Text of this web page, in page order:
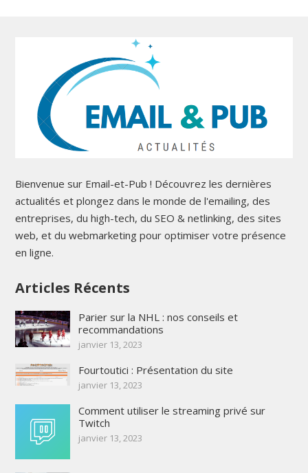
Bienvenue sur Email-et-Pub ! Découvrez les dernières
actualités et plongez dans le monde de l'emailing, des
entreprises, du high-tech, du SEO & netlinking, des sites
web, et du webmarketing pour optimiser votre présence
en ligne.
Articles Récents
Parier sur la NHL : nos conseils et
recommandations
janvier 13, 2023
Fourtoutici : Présentation du site
janvier 13, 2023
Comment utiliser le streaming privé sur
Twitch
janvier 13, 2023